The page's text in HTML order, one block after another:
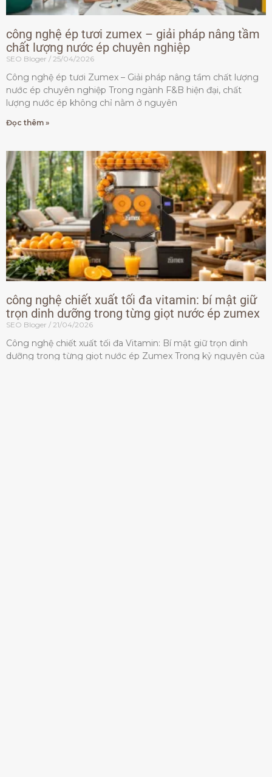
công nghệ ép tươi zumex – giải pháp nâng tầm
chất lượng nước ép chuyên nghiệp
SEO Bloger 25/04/2026
Công nghệ ép tươi Zumex – Giải pháp nâng tầm chất lượng
nước ép chuyên nghiệp Trong ngành F&B hiện đại, chất
lượng nước ép không chỉ nằm ở nguyên
Đọc thêm »
công nghệ chiết xuất tối đa vitamin: bí mật giữ
trọn dinh dưỡng trong từng giọt nước ép zumex
SEO Bloger 21/04/2026
Công nghệ chiết xuất tối đa Vitamin: Bí mật giữ trọn dinh
dưỡng trong từng giọt nước ép Zumex Trong kỷ nguyên của